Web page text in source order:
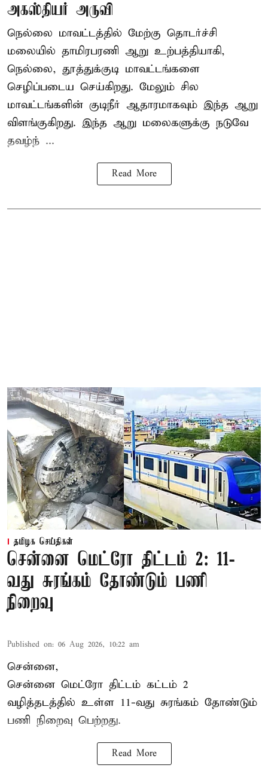
அகஸ்தியர் அருவி
நெல்லை மாவட்டத்தில் மேற்கு தொடர்ச்சி
மலையில் தாமிரபரணி ஆறு உற்பத்தியாகி,
நெல்லை, தூத்துக்குடி மாவட்டங்களை
செழிப்படைய செய்கிறது. மேலும் சில
மாவட்டங்களின் குடிநீர் ஆதாரமாகவும் இந்த ஆறு
விளங்குகிறது. இந்த ஆறு மலைகளுக்கு நடுவே
தவழ்ந் ...
Read More
தமிழக செய்திகள்
சென்னை மெட்ரோ திட்டம் 2: 11-
வது சுரங்கம் தோண்டும் பணி
நிறைவு
Published on: 06 Aug 2026, 10:22 am
சென்னை,
சென்னை மெட்ரோ திட்டம் கட்டம் 2
வழித்தடத்தில் உள்ள 11-வது சுரங்கம் தோண்டும்
பணி நிறைவு பெற்றது.
Read More